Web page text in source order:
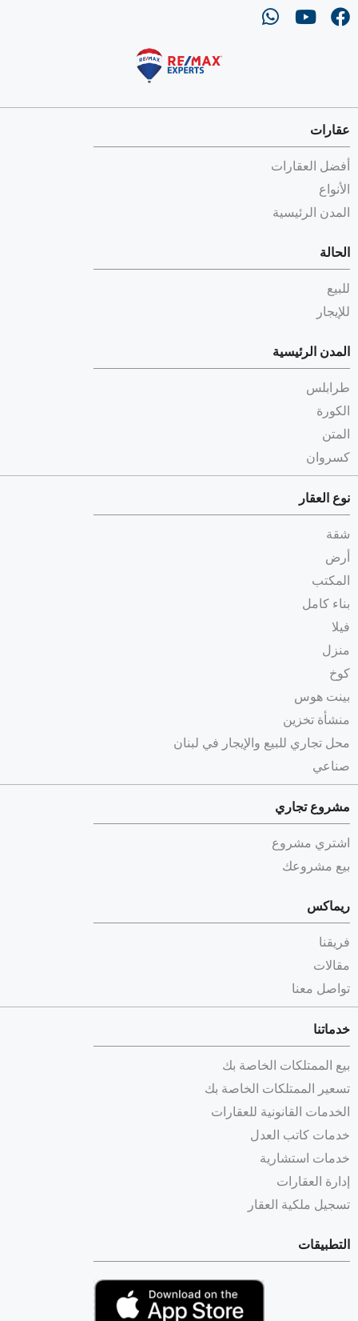
عقارات
أفضل العقارات
الأنواع
المدن الرئيسية
الحالة
للبيع
للإيجار
المدن الرئيسية
طرابلس
الكورة
المتن
كسروان
نوع العقار
شقة
أرض
المكتب
بناء كامل
فيلا
منزل
كوخ
بينت هوس
منشأة تخزين
محل تجاري للبيع والإيجار في لبنان
صناعي
مشروع تجاري
اشتري مشروع
بيع مشروعك
ريماكس
فريقنا
مقالات
تواصل معنا
خدماتنا
بيع الممتلكات الخاصة بك
تسعير الممتلكات الخاصة بك
الخدمات القانونية للعقارات
خدمات كاتب العدل
خدمات استشارية
إدارة العقارات
تسجيل ملكية العقار
التطبيقات